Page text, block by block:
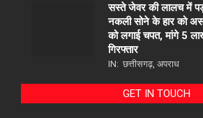
सस्ते जेवर की लालच में
नकली सोने के हार को
को लगाई चपत, मांगे 5
गिरफ्तार
IN: छत्तीसगढ़ अपराध
GET IN TOUCH